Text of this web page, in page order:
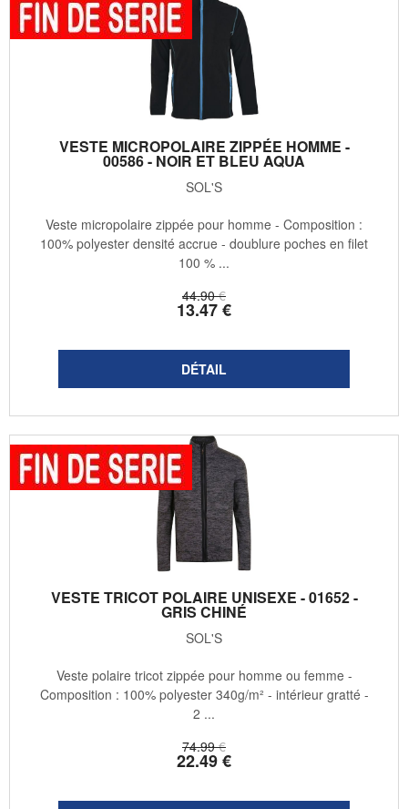
VESTE MICROPOLAIRE ZIPPÉE HOMME -
00586 - NOIR ET BLEU AQUA
SOL'S
44.90 €
13.47€
Veste micropolaire zippée pour homme - Composition :
100% polyester densité accrue - doublure poches en filet
100 % ...
VESTE TRICOT POLAIRE UNISEXE - 01652 -
GRIS CHINÉ
SOL'S
74.99 €
22.49€
Veste polaire tricot zippée pour homme ou femme -
Composition : 100% polyester 340g/m² - intérieur gratté -
2 ...